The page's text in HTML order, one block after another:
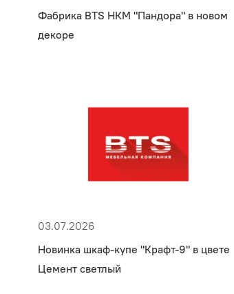
Фабрика BTS НКМ "Пандора" в новом
декоре
03.07.2026
Новинка шкаф-купе "Крафт-9" в цвете
Цемент светлый